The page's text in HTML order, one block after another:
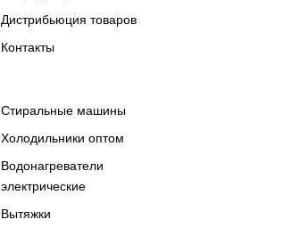
Дистрибьюция товаров
Контакты
Cтиральные машины
Холодильники оптом
Водонагреватели
электрические
Вытяжки